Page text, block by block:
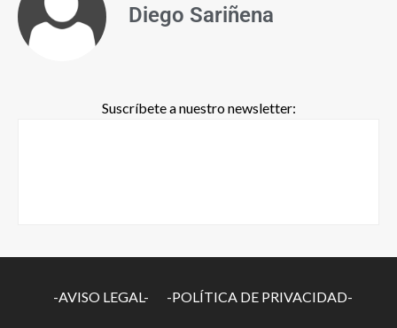
Diego Sariñena
Suscríbete a nuestro newsletter:
-AVISO LEGAL- -POLÍTICA DE PRIVACIDAD-